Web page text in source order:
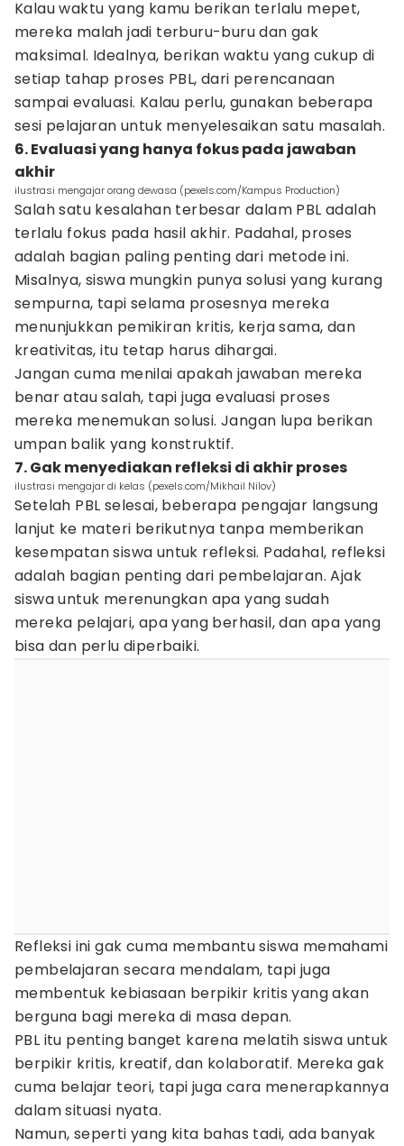
Kalau waktu yang kamu berikan terlalu mepet,
mereka malah jadi terburu-buru dan gak
maksimal. Idealnya, berikan waktu yang cukup di
setiap tahap proses PBL, dari perencanaan
sampai evaluasi. Kalau perlu, gunakan beberapa
sesi pelajaran untuk menyelesaikan satu masalah.
6. Evaluasi yang hanya fokus pada jawaban
akhir
ilustrasi mengajar orang dewasa (pexels.com/Kampus Production)
Salah satu kesalahan terbesar dalam PBL adalah
terlalu fokus pada hasil akhir. Padahal, proses
adalah bagian paling penting dari metode ini.
Misalnya, siswa mungkin punya solusi yang kurang
sempurna, tapi selama prosesnya mereka
menunjukkan pemikiran kritis, kerja sama, dan
kreativitas, itu tetap harus dihargai.
Jangan cuma menilai apakah jawaban mereka
benar atau salah, tapi juga evaluasi proses
mereka menemukan solusi. Jangan lupa berikan
umpan balik yang konstruktif.
7. Gak menyediakan refleksi di akhir proses
ilustrasi mengajar di kelas (pexels.com/Mikhail Nilov)
Setelah PBL selesai, beberapa pengajar langsung
lanjut ke materi berikutnya tanpa memberikan
kesempatan siswa untuk refleksi. Padahal, refleksi
adalah bagian penting dari pembelajaran. Ajak
siswa untuk merenungkan apa yang sudah
mereka pelajari, apa yang berhasil, dan apa yang
bisa dan perlu diperbaiki.
Refleksi ini gak cuma membantu siswa memahami
pembelajaran secara mendalam, tapi juga
membentuk kebiasaan berpikir kritis yang akan
berguna bagi mereka di masa depan.
PBL itu penting banget karena melatih siswa untuk
berpikir kritis, kreatif, dan kolaboratif. Mereka gak
cuma belajar teori, tapi juga cara menerapkannya
dalam situasi nyata.
Namun, seperti yang kita bahas tadi, ada banyak